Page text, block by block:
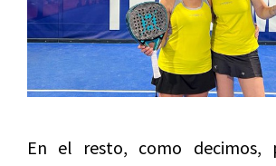
En el resto, como decimos,